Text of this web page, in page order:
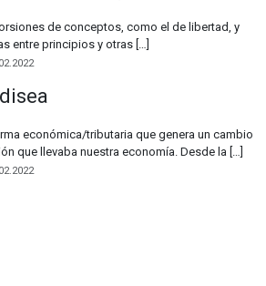
de conceptos, como el de libertad, y
entre principios y otras […]
económica/tributaria que genera un cambio
que llevaba nuestra economía. Desde la […]